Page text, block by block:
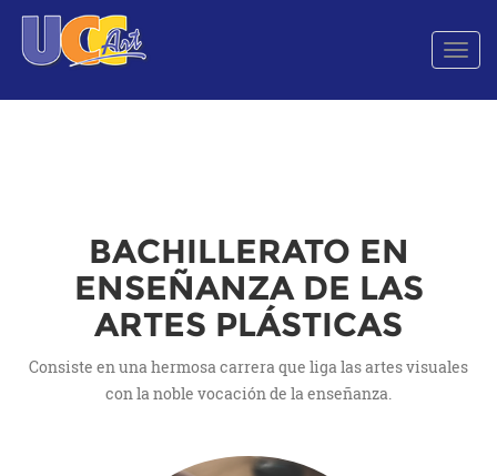
Menú
de
BACHILLERATO EN
ENSEÑANZA DE LAS
ARTES PLÁSTICAS
Consiste en una hermosa carrera que liga las artes visuales
con la noble vocación de la enseñanza.